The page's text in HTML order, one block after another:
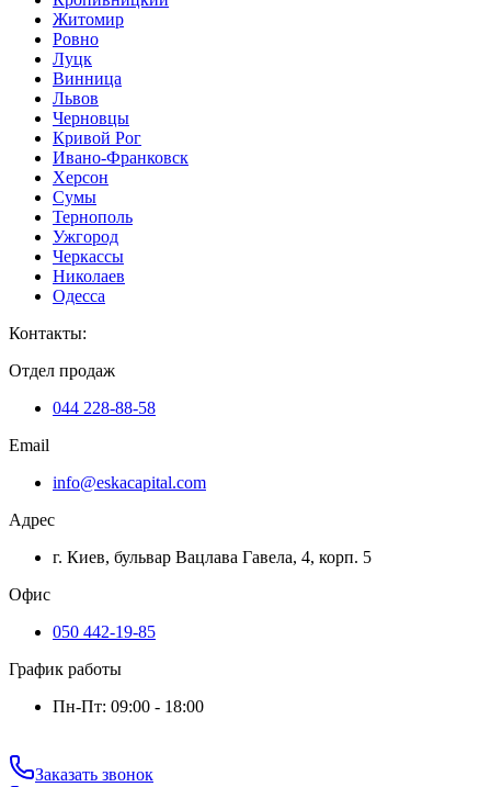
Житомир
Ровно
Луцк
Винница
Львов
Черновцы
Кривой Рог
Ивано-Франковск
Херсон
Сумы
Тернополь
Ужгород
Черкассы
Николаев
Одесса
Контакты:
Отдел продаж
044 228-88-58
Email
info@eskacapital.com
Адрес
г. Киев, бульвар Вацлава Гавела, 4, корп. 5
Офис
050 442-19-85
График работы
Пн-Пт: 09:00 - 18:00
Заказать звонок